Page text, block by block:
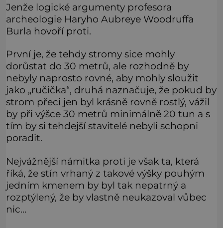
Jenže logické argumenty profesora
archeologie Haryho Aubreye Woodruffa
Burla hovoří proti.
První je, že tehdy stromy sice mohly
dorůstat do 30 metrů, ale rozhodně by
nebyly naprosto rovné, aby mohly sloužit
jako „ručička“, druhá naznačuje, že pokud by
strom přeci jen byl krásně rovně rostlý, vážil
by při výšce 30 metrů minimálně 20 tun a s
tím by si tehdejší stavitelé nebyli schopni
poradit.
Nejvážnější námitka proti je však ta, která
říká, že stín vrhaný z takové výšky pouhým
jedním kmenem by byl tak nepatrný a
rozptýlený, že by vlastně neukazoval vůbec
nic…